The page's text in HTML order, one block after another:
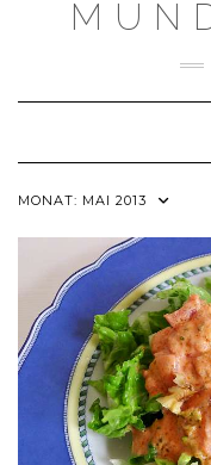
MONAT: MAI 2013